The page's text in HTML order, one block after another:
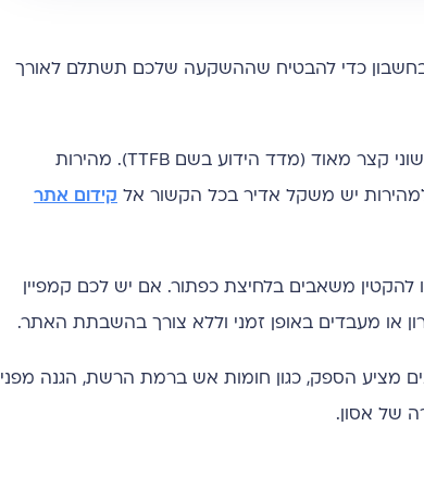
כדי להבטיח שההשקעה שלכם תשתלם לאורך
זהו אולי הנתון החשוב ביותר. שרת מהיר מבטיח זמן תגובה ראשוני קצר מאוד (מדד הידוע בשם TTFB). מהירות
יש משקל אדיר בכל הקשור אל קידום אתר
להקטין משאבים בלחיצת כפתור. אם יש לכם קמפיין
או מעבדים באופן זמני וללא צורך בהשבתת האתר.
מציע הספק, כגון חומות אש ברמת הרשת, הגנה מפני